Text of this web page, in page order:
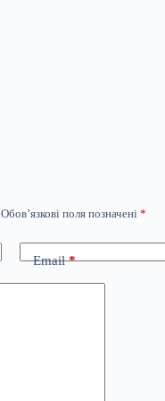
Обов’язкові поля позначені *
Email*